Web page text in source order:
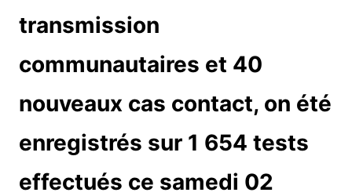
transmission
communautaires et 40
nouveaux cas contact, on été
enregistrés sur 1 654 tests
effectués ce samedi 02